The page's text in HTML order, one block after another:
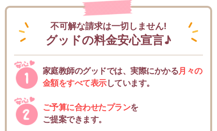
不可解な請求は一切しません!
グッドの料金安心宣言♪
家庭教師のグッドでは、実際にかかる月々の
金額をすべて表示しています。
ご予算に合わせたプランを
ご提案できます。